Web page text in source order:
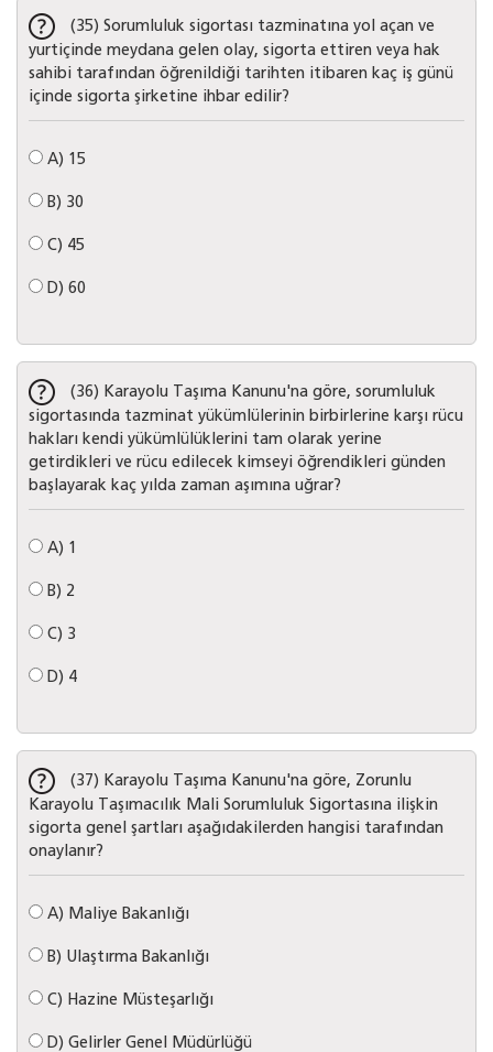
(35) Sorumluluk sigortası tazminatına yol açan ve
yurtiçinde meydana gelen olay, sigorta ettiren veya hak
sahibi tarafından öğrenildiği tarihten itibaren kaç iş günü
içinde sigorta şirketine ihbar edilir?
A) 15
B) 30
C) 45
D) 60
(36) Karayolu Taşıma Kanunu'na göre, sorumluluk
sigortasında tazminat yükümlülerinin birbirlerine karşı rücu
hakları kendi yükümlülüklerini tam olarak yerine
getirdikleri ve rücu edilecek kimseyi öğrendikleri günden
başlayarak kaç yılda zaman aşımına uğrar?
A) 1
B) 2
C) 3
D) 4
(37) Karayolu Taşıma Kanunu'na göre, Zorunlu
Karayolu Taşımacılık Mali Sorumluluk Sigortasına ilişkin
sigorta genel şartları aşağıdakilerden hangisi tarafından
onaylanır?
A) Maliye Bakanlığı
B) Ulaştırma Bakanlığı
C) Hazine Müsteşarlığı
D) Gelirler Genel Müdürlüğü